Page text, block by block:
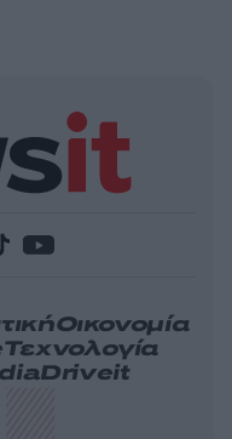
Οικονομία
Τεχνολογία
Driveit